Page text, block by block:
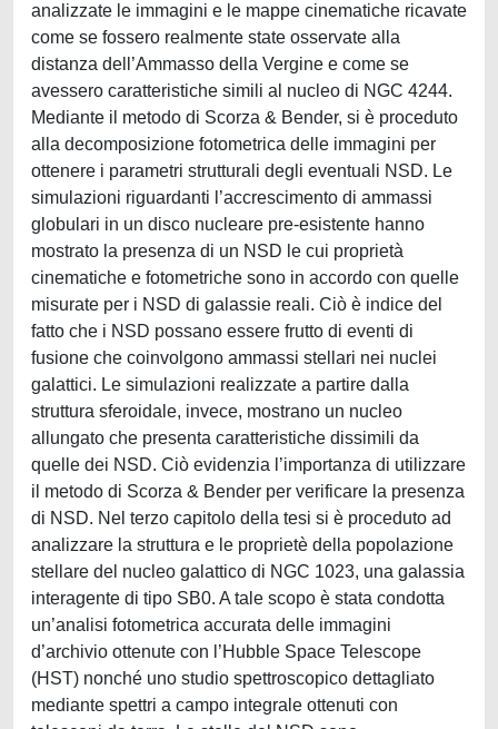
analizzate le immagini e le mappe cinematiche ricavate
come se fossero realmente state osservate alla
distanza dell’Ammasso della Vergine e come se
avessero caratteristiche simili al nucleo di NGC 4244.
Mediante il metodo di Scorza & Bender, si è proceduto
alla decomposizione fotometrica delle immagini per
ottenere i parametri strutturali degli eventuali NSD. Le
simulazioni riguardanti l’accrescimento di ammassi
globulari in un disco nucleare pre-esistente hanno
mostrato la presenza di un NSD le cui proprietà
cinematiche e fotometriche sono in accordo con quelle
misurate per i NSD di galassie reali. Ciò è indice del
fatto che i NSD possano essere frutto di eventi di
fusione che coinvolgono ammassi stellari nei nuclei
galattici. Le simulazioni realizzate a partire dalla
struttura sferoidale, invece, mostrano un nucleo
allungato che presenta caratteristiche dissimili da
quelle dei NSD. Ciò evidenzia l’importanza di utilizzare
il metodo di Scorza & Bender per verificare la presenza
di NSD. Nel terzo capitolo della tesi si è proceduto ad
analizzare la struttura e le proprietè della popolazione
stellare del nucleo galattico di NGC 1023, una galassia
interagente di tipo SB0. A tale scopo è stata condotta
un’analisi fotometrica accurata delle immagini
d’archivio ottenute con l’Hubble Space Telescope
(HST) nonché uno studio spettroscopico dettagliato
mediante spettri a campo integrale ottenuti con